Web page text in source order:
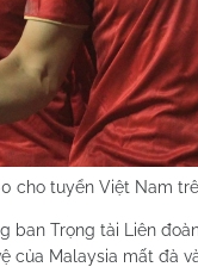
cho tuyển Việt Nam
ban Trọng tài Liên
của Malaysia mất đà